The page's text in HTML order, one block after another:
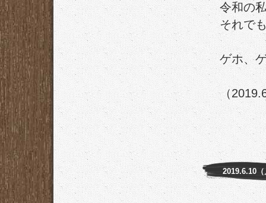
令和の
それで
ゲホ、
（
2019.6.10（